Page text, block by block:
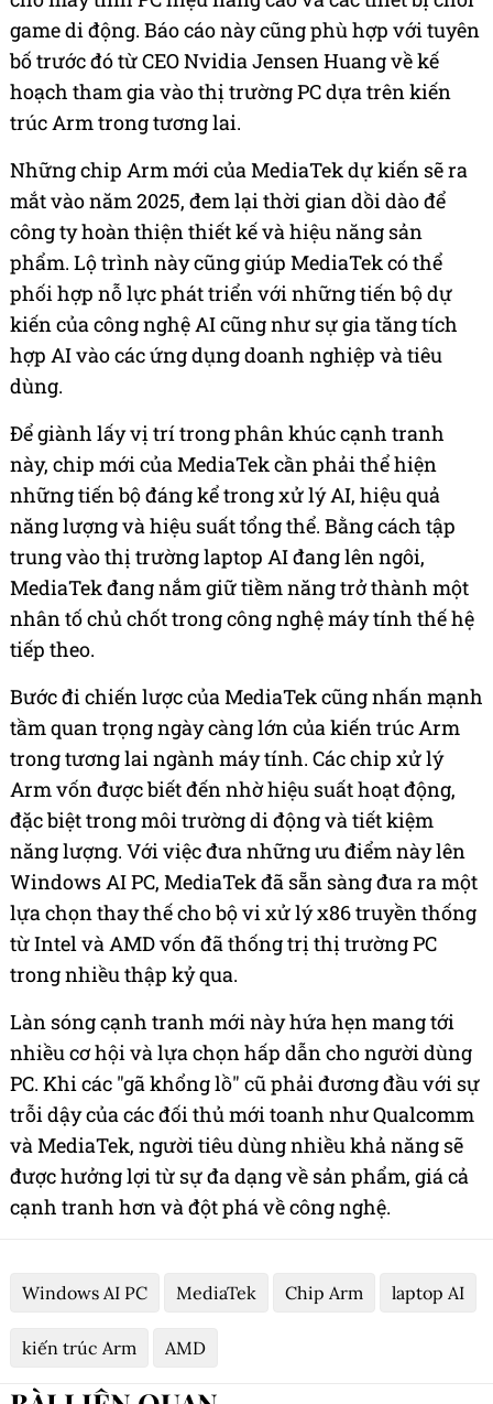
game di động. Báo cáo này cũng phù hợp với tuyên
bố trước đó từ CEO Nvidia Jensen Huang về kế
hoạch tham gia vào thị trường PC dựa trên kiến
trúc Arm trong tương lai.
Những chip Arm mới của MediaTek dự kiến sẽ ra
mắt vào năm 2025, đem lại thời gian dồi dào để
công ty hoàn thiện thiết kế và hiệu năng sản
phẩm. Lộ trình này cũng giúp MediaTek có thể
phối hợp nỗ lực phát triển với những tiến bộ dự
kiến của công nghệ AI cũng như sự gia tăng tích
hợp AI vào các ứng dụng doanh nghiệp và tiêu
dùng.
Để giành lấy vị trí trong phân khúc cạnh tranh
này, chip mới của MediaTek cần phải thể hiện
những tiến bộ đáng kể trong xử lý AI, hiệu quả
năng lượng và hiệu suất tổng thể. Bằng cách tập
trung vào thị trường laptop AI đang lên ngôi,
MediaTek đang nắm giữ tiềm năng trở thành một
nhân tố chủ chốt trong công nghệ máy tính thế hệ
tiếp theo.
Bước đi chiến lược của MediaTek cũng nhấn mạnh
tầm quan trọng ngày càng lớn của kiến trúc Arm
trong tương lai ngành máy tính. Các chip xử lý
Arm vốn được biết đến nhờ hiệu suất hoạt động,
đặc biệt trong môi trường di động và tiết kiệm
năng lượng. Với việc đưa những ưu điểm này lên
Windows AI PC, MediaTek đã sẵn sàng đưa ra một
lựa chọn thay thế cho bộ vi xử lý x86 truyền thống
từ Intel và AMD vốn đã thống trị thị trường PC
trong nhiều thập kỷ qua.
Làn sóng cạnh tranh mới này hứa hẹn mang tới
nhiều cơ hội và lựa chọn hấp dẫn cho người dùng
PC. Khi các "gã khổng lồ" cũ phải đương đầu với sự
trỗi dậy của các đối thủ mới toanh như Qualcomm
và MediaTek, người tiêu dùng nhiều khả năng sẽ
được hưởng lợi từ sự đa dạng về sản phẩm, giá cả
cạnh tranh hơn và đột phá về công nghệ.
Windows AI PC MediaTek Chip Arm laptop AI
kiến trúc Arm AMD